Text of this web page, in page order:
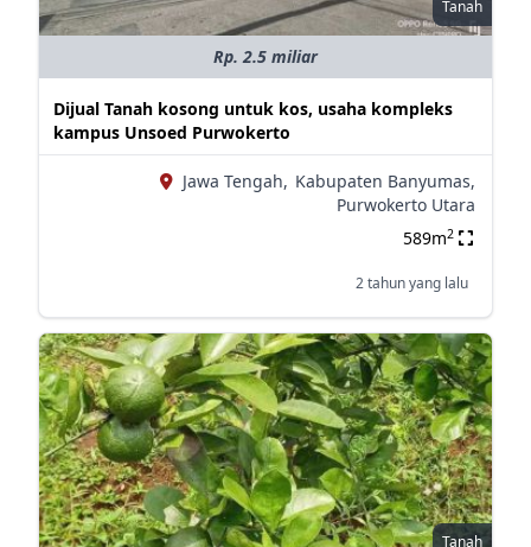
Tanah
Rp. 2.5 miliar
Dijual Tanah kosong untuk kos, usaha kompleks
kampus Unsoed Purwokerto
Jawa Tengah, Kabupaten Banyumas,
Purwokerto Utara
589m2
2 tahun yang lalu
Tanah